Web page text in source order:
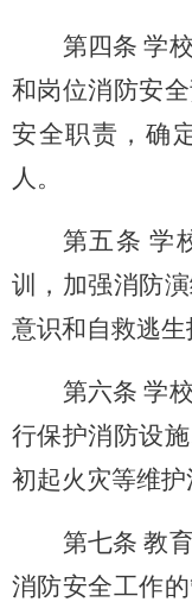
第四条 学
和岗位消防安
安全职责，确
人。
第五条 学
训，加强消防
意识和自救逃生
第六条 学
行保护消防设
初起火灾等维护
第七条 教
消防安全工作